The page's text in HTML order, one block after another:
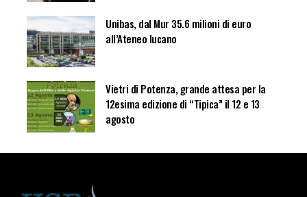
Unibas, dal Mur 35.6 milioni di euro
all’Ateneo lucano
Vietri di Potenza, grande attesa per la
12esima edizione di “Tipica” il 12 e 13
agosto